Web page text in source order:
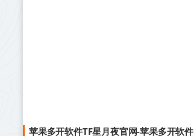
苹果多开软件TF星月夜官网-苹果多开软件